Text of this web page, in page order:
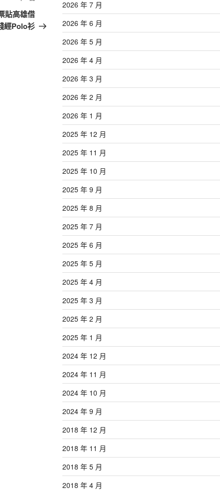
一
篇
貼高雄借
經Polo衫
2026 年 7 月
2026 年 6 月
2026 年 5 月
2026 年 4 月
2026 年 3 月
2026 年 2 月
2026 年 1 月
2025 年 12 月
2025 年 11 月
2025 年 10 月
2025 年 9 月
2025 年 8 月
2025 年 7 月
2025 年 6 月
2025 年 5 月
2025 年 4 月
2025 年 3 月
2025 年 2 月
2025 年 1 月
2024 年 12 月
2024 年 11 月
2024 年 10 月
2024 年 9 月
2018 年 12 月
2018 年 11 月
2018 年 5 月
2018 年 4 月